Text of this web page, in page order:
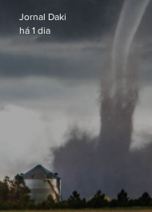
Jornal Daki
há 1 dia